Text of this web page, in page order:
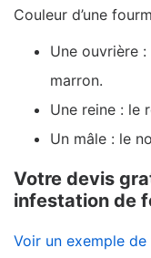
Couleur d’une
Une ouvrière
marron.
Une reine : le
Un mâle : le
Votre devis
infestation de
Voir un exemple